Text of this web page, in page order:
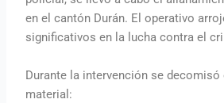
en el cantón Durán. El operativo
significativos en la lucha contra el
Durante la intervención se decomisó
material: